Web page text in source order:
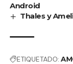
Android
Thales y
ETIQUETADO: